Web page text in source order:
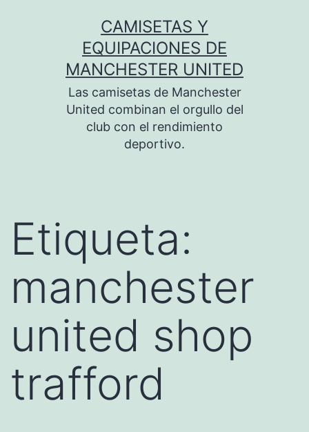
CAMISETAS Y
EQUIPACIONES DE
MANCHESTER UNITED
Las camisetas de Manchester
United combinan el orgullo del
club con el rendimiento
deportivo.
Etiqueta:
manchester
united shop
trafford